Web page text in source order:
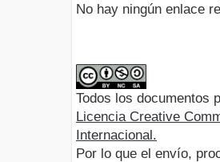
No hay ningún enlace
Todos los documentos
Licencia Creative
Internacional.
Por lo que el envío,